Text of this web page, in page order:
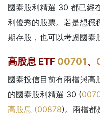
國泰股利精選 30 都已經
利優秀的股票。若是想穩
期存股，也可以考慮國泰
高股息 ETF 00701、
國泰投信目前有兩檔與高
的國泰股利精選 30 (
高股息 (00878)。 兩檔都